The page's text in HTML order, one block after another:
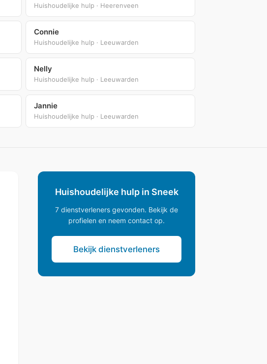
Huishoudelijke hulp · Heerenveen
Connie
Huishoudelijke hulp · Leeuwarden
Nelly
Huishoudelijke hulp · Leeuwarden
Jannie
Huishoudelijke hulp · Leeuwarden
Huishoudelijke hulp in Sneek
7 dienstverleners gevonden. Bekijk de
profielen en neem contact op.
Bekijk dienstverleners